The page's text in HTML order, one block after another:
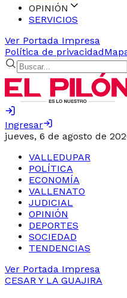
OPINIÓN
SERVICIOS
Ver Portada Impresa
Política de privacidad
Ingresar
jueves, 6 de agosto de
VALLEDUPAR
POLÍTICA
ECONOMÍA
VALLENATO
JUDICIAL
OPINIÓN
DEPORTES
SOCIEDAD
TENDENCIAS
Ver Portada Impresa
CESAR Y LA GUAJIRA